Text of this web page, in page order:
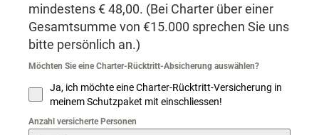
mindestens € 48,00. (Bei Charter über einer
Gesamtsumme von €15.000 sprechen Sie uns
bitte persönlich an.)
Möchten Sie eine Charter-Rücktritt-Absicherung auswählen?
Ja, ich möchte eine Charter-Rücktritt-Versicherung in
meinem Schutzpaket mit einschliessen!
Anzahl versicherte Personen